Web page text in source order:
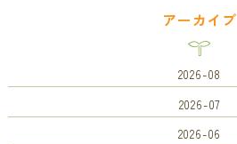
アーカイブ
2026-08
2026-07
2026-06